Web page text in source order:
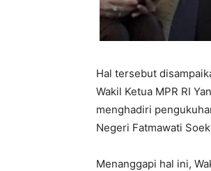
Hal tersebut
Wakil Ketua MPR RI
menghadiri
Negeri Fatmawati
Menanggapi hal ini,